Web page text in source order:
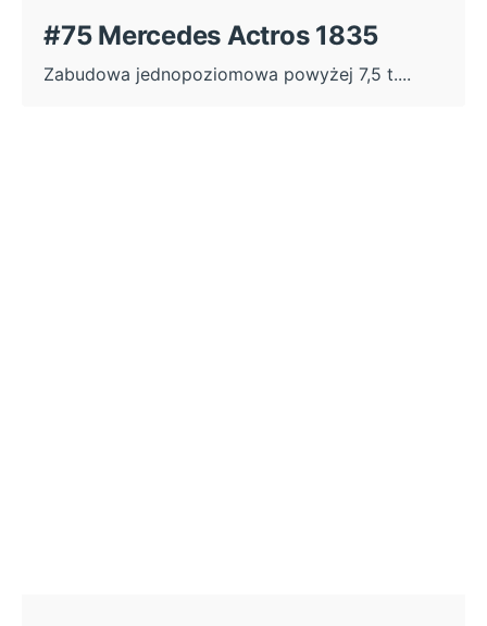
#75 Mercedes Actros 1835
Zabudowa jednopoziomowa powyżej 7,5 t....